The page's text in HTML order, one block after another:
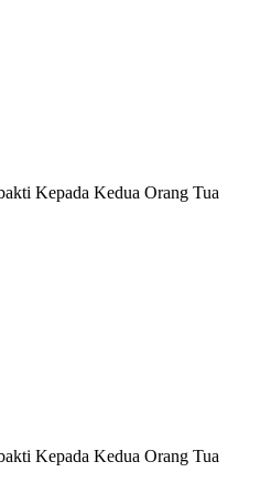
Kepada Kedua Orang Tua
Kepada Kedua Orang Tua